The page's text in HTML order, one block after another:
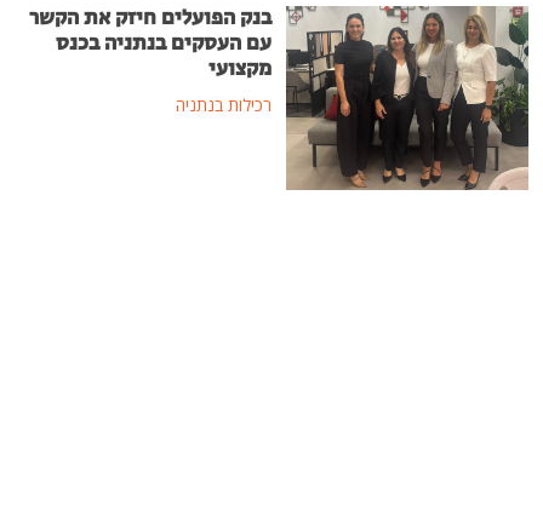
בנק הפועלים חיזק את הקשר
עם העסקים בנתניה בכנס
מקצועי
רכילות בנתניה